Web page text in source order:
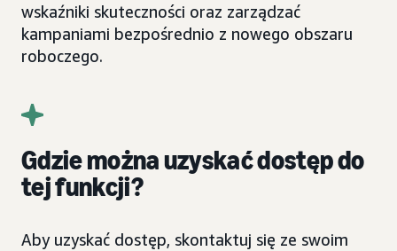
wskaźniki skuteczności oraz zarządzać
kampaniami bezpośrednio z nowego obszaru
roboczego.
Gdzie można uzyskać dostęp do
tej funkcji?
Aby uzyskać dostęp, skontaktuj się ze swoim